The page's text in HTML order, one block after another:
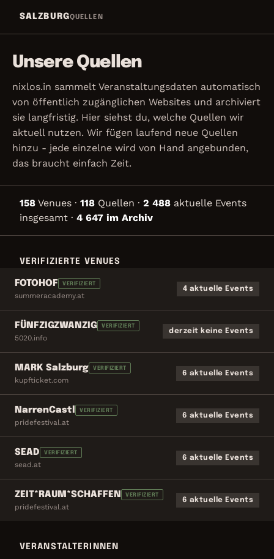
SALZBURGQUELLEN
Unsere Quellen
nixlos.in sammelt Veranstaltungsdaten automatisch
von öffentlich zugänglichen Websites und archiviert
sie langfristig. Hier siehst du, welche Quellen wir
aktuell nutzen. Wir fügen laufend neue Quellen
hinzu - jede einzelne wird von Hand angebunden,
das braucht einfach Zeit.
158 Venues · 118 Quellen · 2 488 aktuelle Events
insgesamt · 4 647 im Archiv
VERIFIZIERTE VENUES
FOTOHOF VERIFIZIERT
summeracademy.at
4 aktuelle Events
FÜNFZIGZWANZIG VERIFIZIERT
5020.info
derzeit keine Events
MARK Salzburg VERIFIZIERT
kupfticket.com
6 aktuelle Events
NarrenCastl VERIFIZIERT
pridefestival.at
6 aktuelle Events
SEAD VERIFIZIERT
sead.at
6 aktuelle Events
ZEIT*RAUM*SCHAFFEN VERIFIZIERT
pridefestival.at
6 aktuelle Events
VERANSTALTERINNEN